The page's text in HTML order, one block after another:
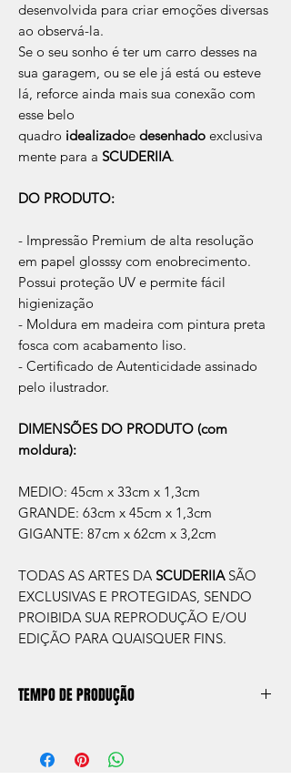
desenvolvida para criar emoções diversas
ao observá-la.
Se o seu sonho é ter um carro desses na
sua garagem, ou se ele já está ou esteve
lá, reforce ainda mais sua conexão com
esse belo
quadro idealizadoe desenhado exclusiva
mente para a SCUDERIIA.
DO PRODUTO:
- Impressão Premium de alta resolução
em papel glosssy com enobrecimento.
Possui proteção UV e permite fácil
higienização
- Moldura em madeira com pintura preta
fosca com acabamento liso.
- Certificado de Autenticidade assinado
pelo ilustrador.
DIMENSÕES DO PRODUTO (com
moldura):
MEDIO: 45cm x 33cm x 1,3cm
GRANDE: 63cm x 45cm x 1,3cm
GIGANTE: 87cm x 62cm x 3,2cm
TODAS AS ARTES DA SCUDERIIA SÃO
EXCLUSIVAS E PROTEGIDAS, SENDO
PROIBIDA SUA REPRODUÇÃO E/OU
EDIÇÃO PARA QUAISQUER FINS.
TEMPO DE PRODUÇÃO
aprox. 5 dias úteis, após a confirmação de
compra.